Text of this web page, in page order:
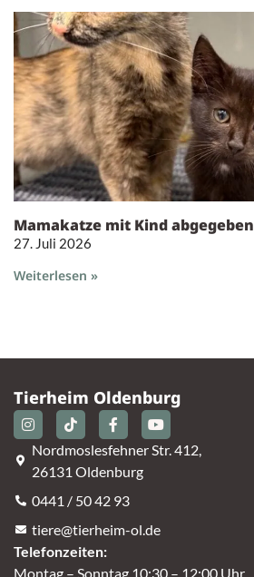
Mamakatze mit Kind abgegeben
27. Juli 2026
Weiterlesen »
Tierheim Oldenburg
Nordmoslesfehner Str. 412,
26131 Oldenburg
0441 / 50 42 93
tiere@tierheim-ol.de
Telefonzeiten:
Montag – Sonntag 10:30 – 12:00 Uhr